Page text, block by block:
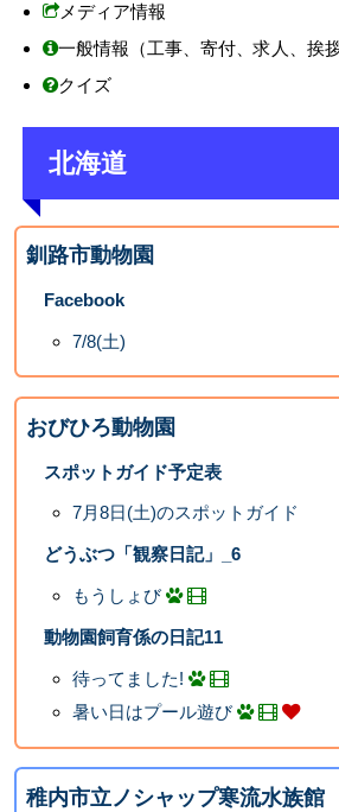
メディア情報
一般情報（工事、寄付、求人、挨拶
クイズ
北海道
釧路市動物園
Facebook
7/8(土)
おびひろ動物園
スポットガイド予定表
7月8日(土)のスポットガイド
どうぶつ「観察日記」_6
もうしょび
動物園飼育係の日記11
待ってました!
暑い日はプール遊び
稚内市立ノシャップ寒流水族館